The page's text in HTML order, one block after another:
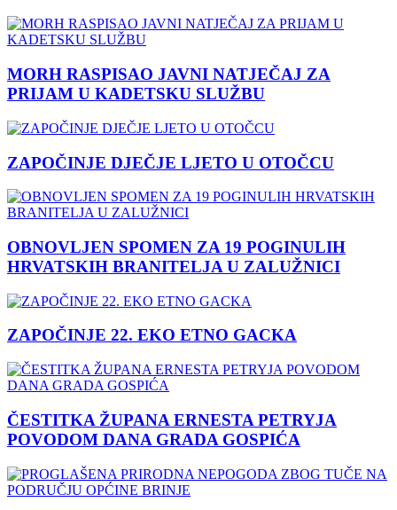
MORH RASPISAO JAVNI NATJEČAJ ZA
PRIJAM U KADETSKU SLUŽBU
ZAPOČINJE DJEČJE LJETO U OTOČCU
OBNOVLJEN SPOMEN ZA 19 POGINULIH
HRVATSKIH BRANITELJA U ZALUŽNICI
ZAPOČINJE 22. EKO ETNO GACKA
ČESTITKA ŽUPANA ERNESTA PETRYJA
POVODOM DANA GRADA GOSPIĆA